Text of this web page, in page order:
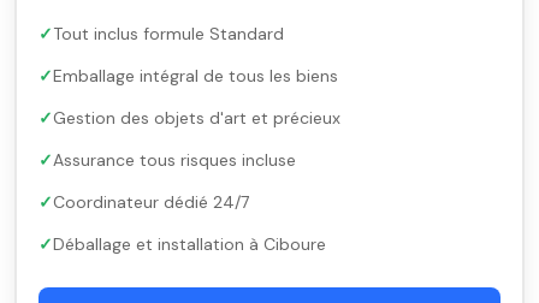
Tout inclus formule Standard
Emballage intégral de tous les biens
Gestion des objets d'art et précieux
Assurance tous risques incluse
Coordinateur dédié 24/7
Déballage et installation à Ciboure